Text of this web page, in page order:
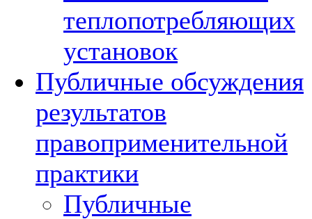
теплопотребляющих
установок
Публичные обсуждения
результатов
правоприменительной
практики
Публичные